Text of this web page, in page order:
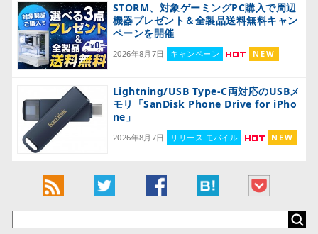
STORM、対象ゲーミングPC購入で周辺
機器プレゼント＆全製品送料無料キャン
ペーンを開催
2026年8月7日 キャンペーン NEW
Lightning/USB Type-C両対応のUSBメ
モリ「SanDisk Phone Drive for iPho
ne」
2026年8月7日 リリース モバイル NEW